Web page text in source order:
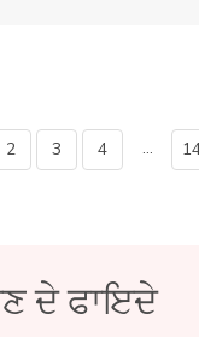
2 3 4 …
ਦੇ ਫਾਇਦੇ